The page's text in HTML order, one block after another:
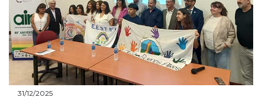
31/12/2025